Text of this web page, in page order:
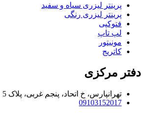
پرینتر لیزری سیاه و سفید
پرینتر لیزری رنگی
فتوکپی
لپ تاپ
مونیتور
کاتریج
دفتر مرکزی
تهرانپارس، خ اتحاد، پنجم غربی، پلاک 5
09103152017